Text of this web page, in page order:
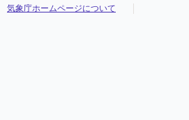
気象庁ホームページについて